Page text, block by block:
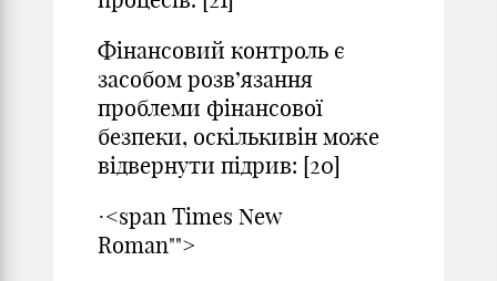
Фінансовий контроль є
засобом розв’язання
проблеми фінансової
безпеки, оскількивін може
відвернути підрив: [20]
·<span Times New
Roman"">